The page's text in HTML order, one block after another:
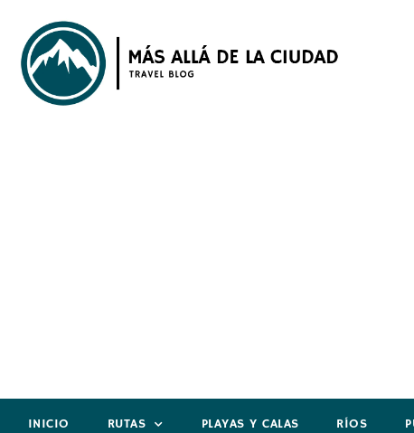
INICIO RUTAS PLAYAS Y CALAS RÍOS